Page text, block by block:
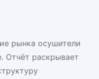
рынка осушители
Отчёт раскрывает